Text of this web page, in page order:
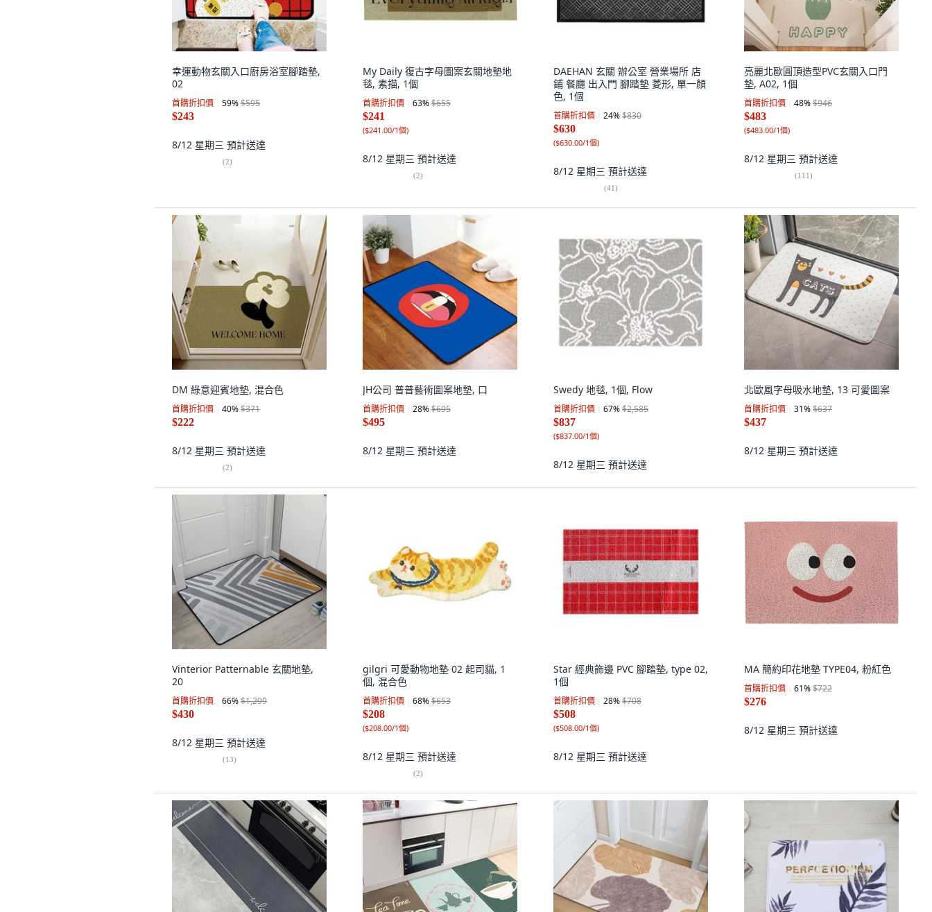
幸運動物玄關入口廚房浴室腳踏墊,
02
首購折扣價 59%$595
$243
8/12 星期三 預計送達
(2)
My Daily 復古字母圖案玄關地墊地
毯, 素描, 1個
首購折扣價 63%$655
$241
($241.00/1個)
8/12 星期三 預計送達
(2)
DAEHAN 玄關 辦公室 營業場所 店
鋪 餐廳 出入門 腳踏墊 菱形, 單一顏
色, 1個
首購折扣價 24%$830
$630
($630.00/1個)
8/12 星期三 預計送達
(41)
亮麗北歐圓頂造型PVC玄關入口門
墊, A02, 1個
首購折扣價 48%$946
$483
($483.00/1個)
8/12 星期三 預計送達
(111)
DM 綠意迎賓地墊, 混合色
首購折扣價 40%$371
$222
8/12 星期三 預計送達
(2)
JH公司 普普藝術圖案地墊, 口
首購折扣價 28%$695
$495
8/12 星期三 預計送達
Swedy 地毯, 1個, Flow
首購折扣價 67%$2,585
$837
($837.00/1個)
8/12 星期三 預計送達
北歐風字母吸水地墊, 13 可愛圖案
首購折扣價 31%$637
$437
8/12 星期三 預計送達
Vinterior Patternable 玄關地墊,
20
首購折扣價 66%$1,299
$430
8/12 星期三 預計送達
(13)
gilgri 可愛動物地墊 02 起司貓, 1
個, 混合色
首購折扣價 68%$653
$208
($208.00/1個)
8/12 星期三 預計送達
(2)
Star 經典飾邊 PVC 腳踏墊, type 02,
1個
首購折扣價 28%$708
$508
($508.00/1個)
8/12 星期三 預計送達
MA 簡約印花地墊 TYPE04, 粉紅色
首購折扣價 61%$722
$276
8/12 星期三 預計送達